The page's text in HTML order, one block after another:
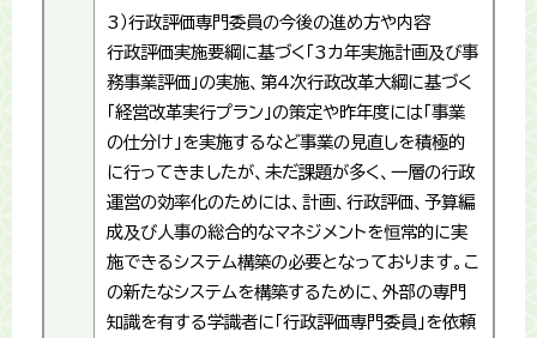
3）行政評価専門委員の今後の進め方や内容
行政評価実施要綱に基づく「3カ年実施計画及び事
務事業評価」の実施、第4次行政改革大綱に基づく
「経営改革実行プラン」の策定や昨年度には「事業
の仕分け」を実施するなど事業の見直しを積極的
に行ってきましたが、未だ課題が多く、一層の行政
運営の効率化のためには、計画、行政評価、予算編
成及び人事の総合的なマネジメントを恒常的に実
施できるシステム構築の必要となっております。こ
の新たなシステムを構築するために、外部の専門
知識を有する学識者に「行政評価専門委員」を依頼